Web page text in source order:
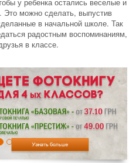
Это можно сделать, выпустив
в начальной школе. Так
радостным воспоминаниям,
в классе.